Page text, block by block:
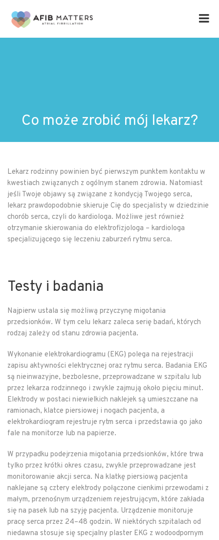
Co może zrobić mój lekarz?
Lekarz rodzinny powinien być pierwszym punktem kontaktu w
kwestiach związanych z ogólnym stanem zdrowia. Natomiast
jeśli Twoje objawy są związane z kondycją Twojego serca,
lekarz prawdopodobnie skieruje Cię do specjalisty w dziedzinie
chorób serca, czyli do kardiologa. Możliwe jest również
otrzymanie skierowania do elektrofizjologa – kardiologa
specjalizującego się leczeniu zaburzeń rytmu serca.
Testy i badania
Najpierw ustala się możliwą przyczynę migotania
przedsionków. W tym celu lekarz zaleca serię badań, których
rodzaj zależy od stanu zdrowia pacjenta.
Wykonanie elektrokardiogramu (EKG) polega na rejestracji
zapisu aktywności elektrycznej oraz rytmu serca. Badania EKG
są nieinwazyjne, bezbolesne, przeprowadzane w szpitalu lub
przez lekarza rodzinnego i zwykle zajmują około pięciu minut.
Elektrody w postaci niewielkich naklejek są umieszczane na
ramionach, klatce piersiowej i nogach pacjenta, a
elektrokardiogram rejestruje rytm serca i przedstawia go jako
fale na monitorze lub na papierze.
W przypadku podejrzenia migotania przedsionków, które trwa
tylko przez krótki okres czasu, zwykle przeprowadzane jest
monitorowanie akcji serca. Na klatkę piersiową pacjenta
naklejane są cztery elektrody połączone cienkimi przewodami z
małym, przenośnym urządzeniem rejestrującym, które zakłada
się na pasek lub na szyję pacjenta. Urządzenie monitoruje
pracę serca przez 24–48 godzin. W niektórych szpitalach od
niedawna stosuje się specjalny plaster EKG z wodoodpornym